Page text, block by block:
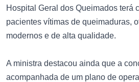
Hospital Geral dos Queimados terá
pacientes vítimas de queimaduras,
modernos e de alta qualidade.
A ministra destacou ainda que a
acompanhada de um plano de